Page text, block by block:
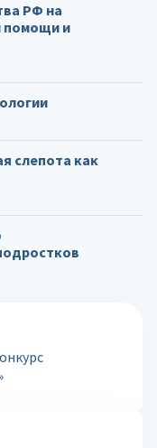
РФ на
помощи и
слепота как